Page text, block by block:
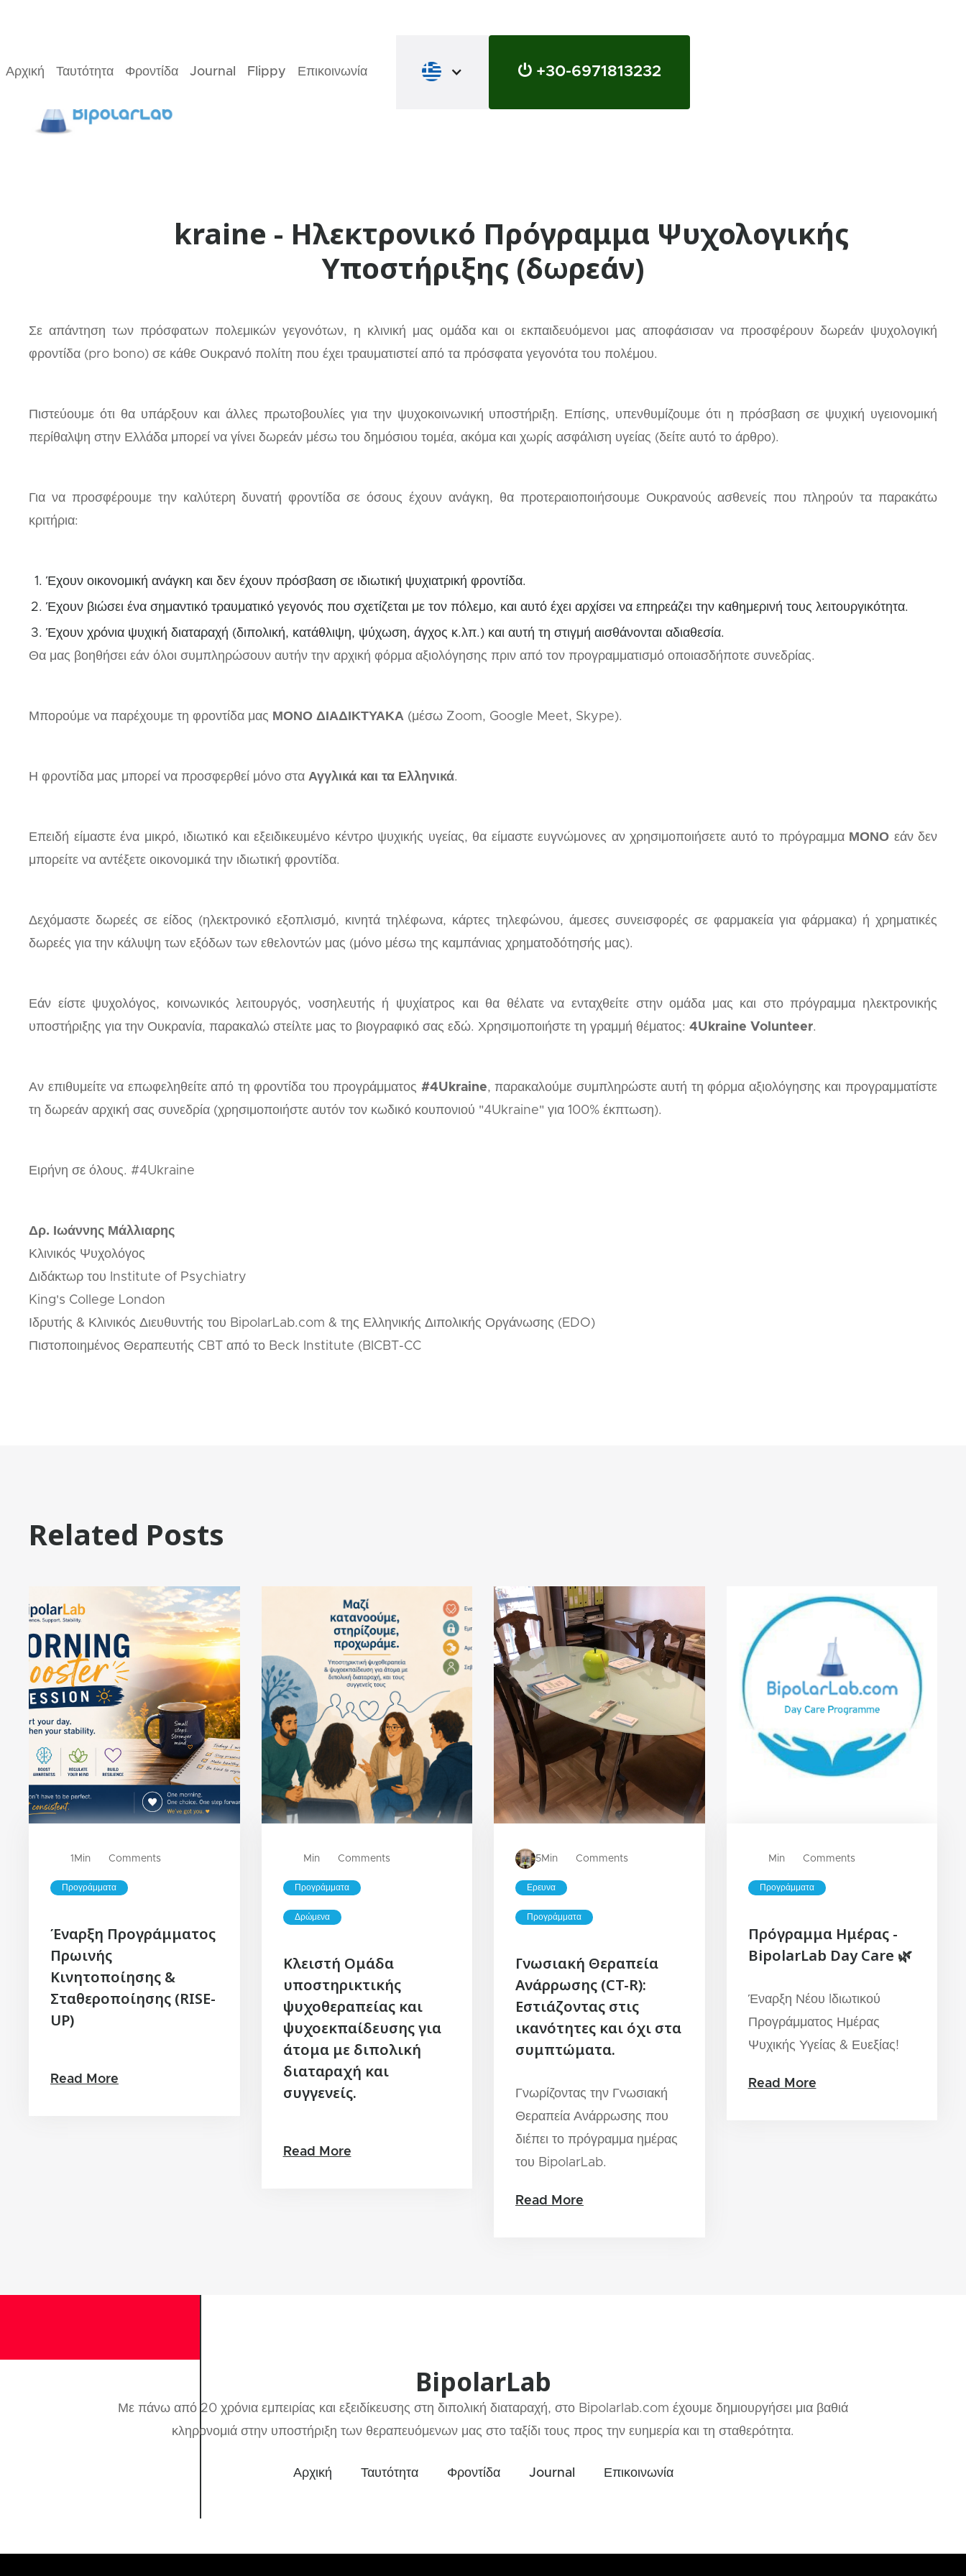
Αρχική Ταυτότητα Φροντίδα Journal Flippy Επικοινωνία ⏻ +30-6971813232
#4Ukraine - Ηλεκτρονικό Πρόγραμμα Ψυχολογικής
Υποστήριξης (δωρεάν)
Σε απάντηση των πρόσφατων πολεμικών γεγονότων, η κλινική μας ομάδα και οι εκπαιδευόμενοι μας αποφάσισαν να προσφέρουν δωρεάν ψυχολογική
φροντίδα (pro bono) σε κάθε Ουκρανό πολίτη που έχει τραυματιστεί από τα πρόσφατα γεγονότα του πολέμου.
Πιστεύουμε ότι θα υπάρξουν και άλλες πρωτοβουλίες για την ψυχοκοινωνική υποστήριξη. Επίσης, υπενθυμίζουμε ότι η πρόσβαση σε ψυχική υγειονομική
περίθαλψη στην Ελλάδα μπορεί να γίνει δωρεάν μέσω του δημόσιου τομέα, ακόμα και χωρίς ασφάλιση υγείας (δείτε αυτό το άρθρο).
Για να προσφέρουμε την καλύτερη δυνατή φροντίδα σε όσους έχουν ανάγκη, θα προτεραιοποιήσουμε Ουκρανούς ασθενείς που πληρούν τα παρακάτω
κριτήρια:
Έχουν οικονομική ανάγκη και δεν έχουν πρόσβαση σε ιδιωτική ψυχιατρική φροντίδα.
Έχουν βιώσει ένα σημαντικό τραυματικό γεγονός που σχετίζεται με τον πόλεμο, και αυτό έχει αρχίσει να επηρεάζει την καθημερινή τους λειτουργικότητα.
Έχουν χρόνια ψυχική διαταραχή (διπολική, κατάθλιψη, ψύχωση, άγχος κ.λπ.) και αυτή τη στιγμή αισθάνονται αδιαθεσία.
Θα μας βοηθήσει εάν όλοι συμπληρώσουν αυτήν την αρχική φόρμα αξιολόγησης πριν από τον προγραμματισμό οποιασδήποτε συνεδρίας.
Μπορούμε να παρέχουμε τη φροντίδα μας ΜΟΝΟ ΔΙΑΔΙΚΤΥΑΚΑ (μέσω Zoom, Google Meet, Skype).
Η φροντίδα μας μπορεί να προσφερθεί μόνο στα Αγγλικά και τα Ελληνικά.
Επειδή είμαστε ένα μικρό, ιδιωτικό και εξειδικευμένο κέντρο ψυχικής υγείας, θα είμαστε ευγνώμονες αν χρησιμοποιήσετε αυτό το πρόγραμμα ΜΟΝΟ εάν δεν
μπορείτε να αντέξετε οικονομικά την ιδιωτική φροντίδα.
Δεχόμαστε δωρεές σε είδος (ηλεκτρονικό εξοπλισμό, κινητά τηλέφωνα, κάρτες τηλεφώνου, άμεσες συνεισφορές σε φαρμακεία για φάρμακα) ή χρηματικές
δωρεές για την κάλυψη των εξόδων των εθελοντών μας (μόνο μέσω της καμπάνιας χρηματοδότησής μας).
Εάν είστε ψυχολόγος, κοινωνικός λειτουργός, νοσηλευτής ή ψυχίατρος και θα θέλατε να ενταχθείτε στην ομάδα μας και στο πρόγραμμα ηλεκτρονικής
υποστήριξης για την Ουκρανία, παρακαλώ στείλτε μας το βιογραφικό σας εδώ. Χρησιμοποιήστε τη γραμμή θέματος: 4Ukraine Volunteer.
Αν επιθυμείτε να επωφεληθείτε από τη φροντίδα του προγράμματος #4Ukraine, παρακαλούμε συμπληρώστε αυτή τη φόρμα αξιολόγησης και προγραμματίστε
τη δωρεάν αρχική σας συνεδρία (χρησιμοποιήστε αυτόν τον κωδικό κουπονιού "4Ukraine" για 100% έκπτωση).
Ειρήνη σε όλους. #4Ukraine
Δρ. Ιωάννης Μάλλιαρης
Κλινικός Ψυχολόγος
Διδάκτωρ του Institute of Psychiatry
King's College London
Ιδρυτής & Κλινικός Διευθυντής του BipolarLab.com & της Ελληνικής Διπολικής Οργάνωσης (EDO)
Πιστοποιημένος Θεραπευτής CBT από το Beck Institute (BICBT-CC
Related Posts
1 Min Comments
Προγράμματα
Έναρξη Προγράμματος
Πρωινής
Κινητοποίησης &
Σταθεροποίησης (RISE-
UP)
Read More
Min Comments
Προγράμματα
Δρώμενα
Κλειστή Ομάδα
υποστηρικτικής
ψυχοθεραπείας και
ψυχοεκπαίδευσης για
άτομα με διπολική
διαταραχή και
συγγενείς.
Read More
5Min Comments
Ερευνα
Προγράμματα
Γνωσιακή Θεραπεία
Ανάρρωσης (CT-R):
Εστιάζοντας στις
ικανότητες και όχι στα
συμπτώματα.
Γνωρίζοντας την Γνωσιακή
Θεραπεία Ανάρρωσης που
διέπει το πρόγραμμα ημέρας
του BipolarLab.
Read More
Min Comments
Προγράμματα
Πρόγραμμα Ημέρας -
BipolarLab Day Care 🌿
Έναρξη Νέου Iδιωτικού
Προγράμματος Ημέρας
Ψυχικής Υγείας & Ευεξίας!
Read More
BipolarLab
Με πάνω από 20 χρόνια εμπειρίας και εξειδίκευσης στη διπολική διαταραχή, στο Bipolarlab.com έχουμε δημιουργήσει μια βαθιά
κληρονομιά στην υποστήριξη των θεραπευόμενων μας στο ταξίδι τους προς την ευημερία και τη σταθερότητα.
Αρχική Ταυτότητα Φροντίδα Journal Επικοινωνία